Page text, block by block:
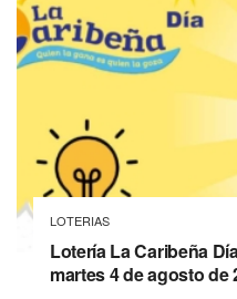
LOTERIAS
Lotería La Caribeña
martes 4 de agosto de